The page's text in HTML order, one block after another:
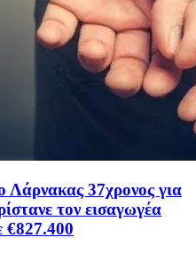
Λάρνακας 37χρονος για
τον εισαγωγέα
€827.400